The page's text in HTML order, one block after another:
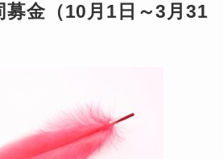
募金（10月1日～3月31